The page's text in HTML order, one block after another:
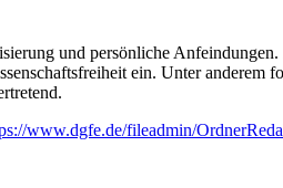
und persönliche Anfeindungen.
ein. Unter
www.dgfe.de/fileadmin/